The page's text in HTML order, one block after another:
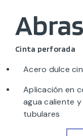
Cinta perforada
Acero dulce
Aplicación en
agua caliente
tubulares